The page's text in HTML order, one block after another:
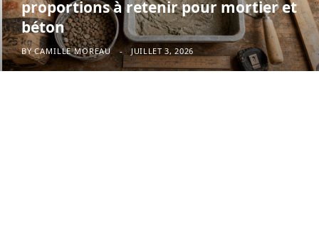
proportions à retenir pour mortier et
béton
BY CAMILLE MOREAU JUILLET 3, 2026